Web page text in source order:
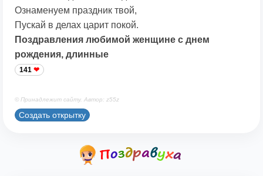
Ознаменуем праздник твой,
Пускай в делах царит покой.
Поздравления любимой женщине с днем
рождения, длинные
141
© Принадлежит сайту. Автор: z55z
Создать открытку